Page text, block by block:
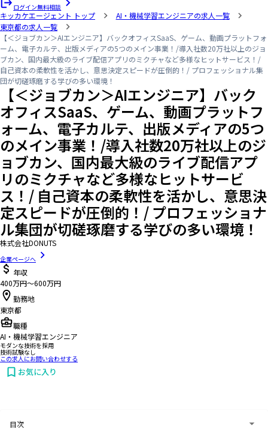
ログイン無料相談
キッカケエージェント トップ
AI・機械学習エンジニアの求人一覧
東京都の求人一覧
【＜ジョブカン＞AIエンジニア】バックオフィスSaaS、ゲーム、動画プラットフォ
ーム、電子カルテ、出版メディアの5つのメイン事業！/導入社数20万社以上のジョ
ブカン、国内最大級のライブ配信アプリのミクチャなど多様なヒットサービス！/
自己資本の柔軟性を活かし、意思決定スピードが圧倒的！/ プロフェッショナル集
団が切磋琢磨する学びの多い環境！
【＜ジョブカン＞AIエンジニア】バック
オフィスSaaS、ゲーム、動画プラットフ
ォーム、電子カルテ、出版メディアの5つ
のメイン事業！/導入社数20万社以上のジ
ョブカン、国内最大級のライブ配信アプ
リのミクチャなど多様なヒットサービ
ス！/ 自己資本の柔軟性を活かし、意思決
定スピードが圧倒的！/ プロフェッショナ
ル集団が切磋琢磨する学びの多い環境！
株式会社DONUTS
企業ページへ
年収
400万円〜600万円
勤務地
東京都
職種
AI・機械学習エンジニア
モダンな技術を採用
技術試験なし
この求人にお問い合わせする
お気に入り
目次